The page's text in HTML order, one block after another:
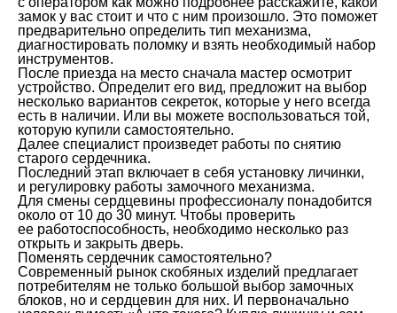
замок у вас стоит и что с ним произошло. Это поможет
предварительно определить тип механизма,
диагностировать поломку и взять необходимый набор
инструментов.
После приезда на место сначала мастер осмотрит
устройство. Определит его вид, предложит на выбор
несколько вариантов секреток, которые у него всегда
есть в наличии. Или вы можете воспользоваться той,
которую купили самостоятельно.
Далее специалист произведет работы по снятию
старого сердечника.
Последний этап включает в себя установку личинки,
и регулировку работы замочного механизма.
Для смены сердцевины профессионалу понадобится
около от 10 до 30 минут. Чтобы проверить
ее работоспособность, необходимо несколько раз
открыть и закрыть дверь.
Поменять сердечник самостоятельно?
Современный рынок скобяных изделий предлагает
потребителям не только большой выбор замочных
блоков, но и сердцевин для них. И первоначально